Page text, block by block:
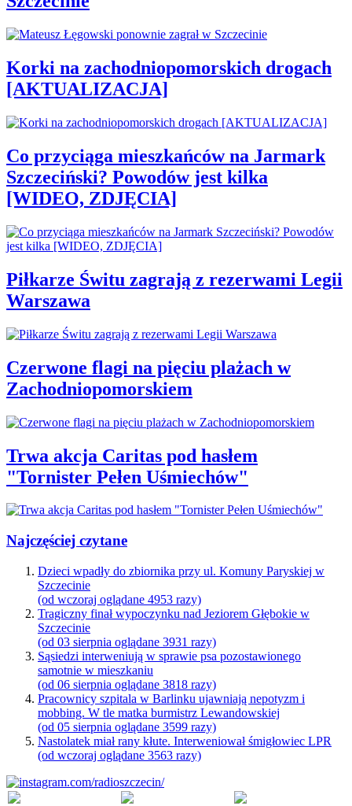
Korki na zachodniopomorskich drogach
[AKTUALIZACJA]
Co przyciąga mieszkańców na Jarmark
Szczeciński? Powodów jest kilka
[WIDEO, ZDJĘCIA]
Piłkarze Świtu zagrają z rezerwami Legii
Warszawa
Czerwone flagi na pięciu plażach w
Zachodniopomorskiem
Trwa akcja Caritas pod hasłem
"Tornister Pełen Uśmiechów"
Najczęściej czytane
Dzieci wpadły do zbiornika przy ul. Komuny Paryskiej w
Szczecinie
(od wczoraj oglądane 4953 razy)
Tragiczny finał wypoczynku nad Jeziorem Głębokie w
Szczecinie
(od 03 sierpnia oglądane 3931 razy)
Sąsiedzi interweniują w sprawie psa pozostawionego
samotnie w mieszkaniu
(od 06 sierpnia oglądane 3818 razy)
Pracownicy szpitala w Barlinku ujawniają nepotyzm i
mobbing. W tle matka burmistrz Lewandowskiej
(od 05 sierpnia oglądane 3599 razy)
Nastolatek miał rany kłute. Interweniował śmigłowiec LPR
(od wczoraj oglądane 3563 razy)